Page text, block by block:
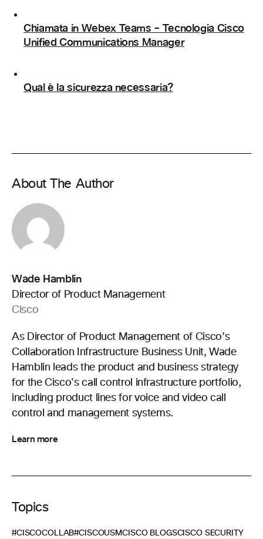
Chiamata in Webex Teams – Tecnologia Cisco
Unified Communications Manager
Qual è la sicurezza necessaria?
About The Author
Wade Hamblin
Director of Product Management
Cisco
As Director of Product Management of Cisco’s
Collaboration Infrastructure Business Unit, Wade
Hamblin leads the product and business strategy
for the Cisco's call control infrastructure portfolio,
including product lines for voice and video call
control and management systems.
Learn more
Topics
#CISCOCOLLAB#CISCOUSMCISCO BLOGSCISCO SECURITY